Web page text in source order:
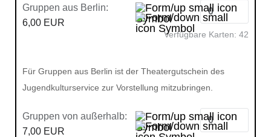
Gruppen aus Berlin:
6,00 EUR
Verfügbare Karten: 42
Für Gruppen aus Berlin ist der Theatergutschein des
Jugendkulturservice zur Vorstellung mitzubringen.
Gruppen von außerhalb:
7,00 EUR